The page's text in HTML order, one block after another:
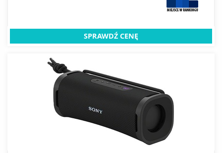
SPRAWDŹ CENĘ